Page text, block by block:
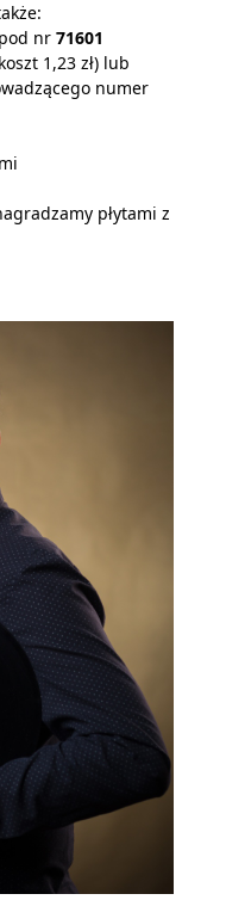
pod nr 71601
1,23 zł) lub
numer
płytami z